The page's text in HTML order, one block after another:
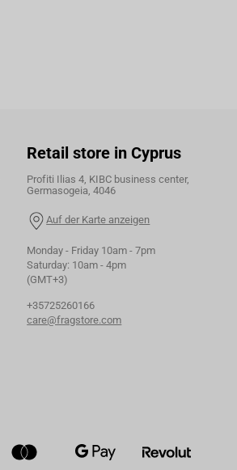
Retail store in Cyprus
Profiti Ilias 4, KIBC business center,
Germasogeia, 4046
Auf der Karte anzeigen
Monday - Friday 10am - 7pm
Saturday: 10am - 4pm
(GMT+3)
+35725260166
care@fragstore.com